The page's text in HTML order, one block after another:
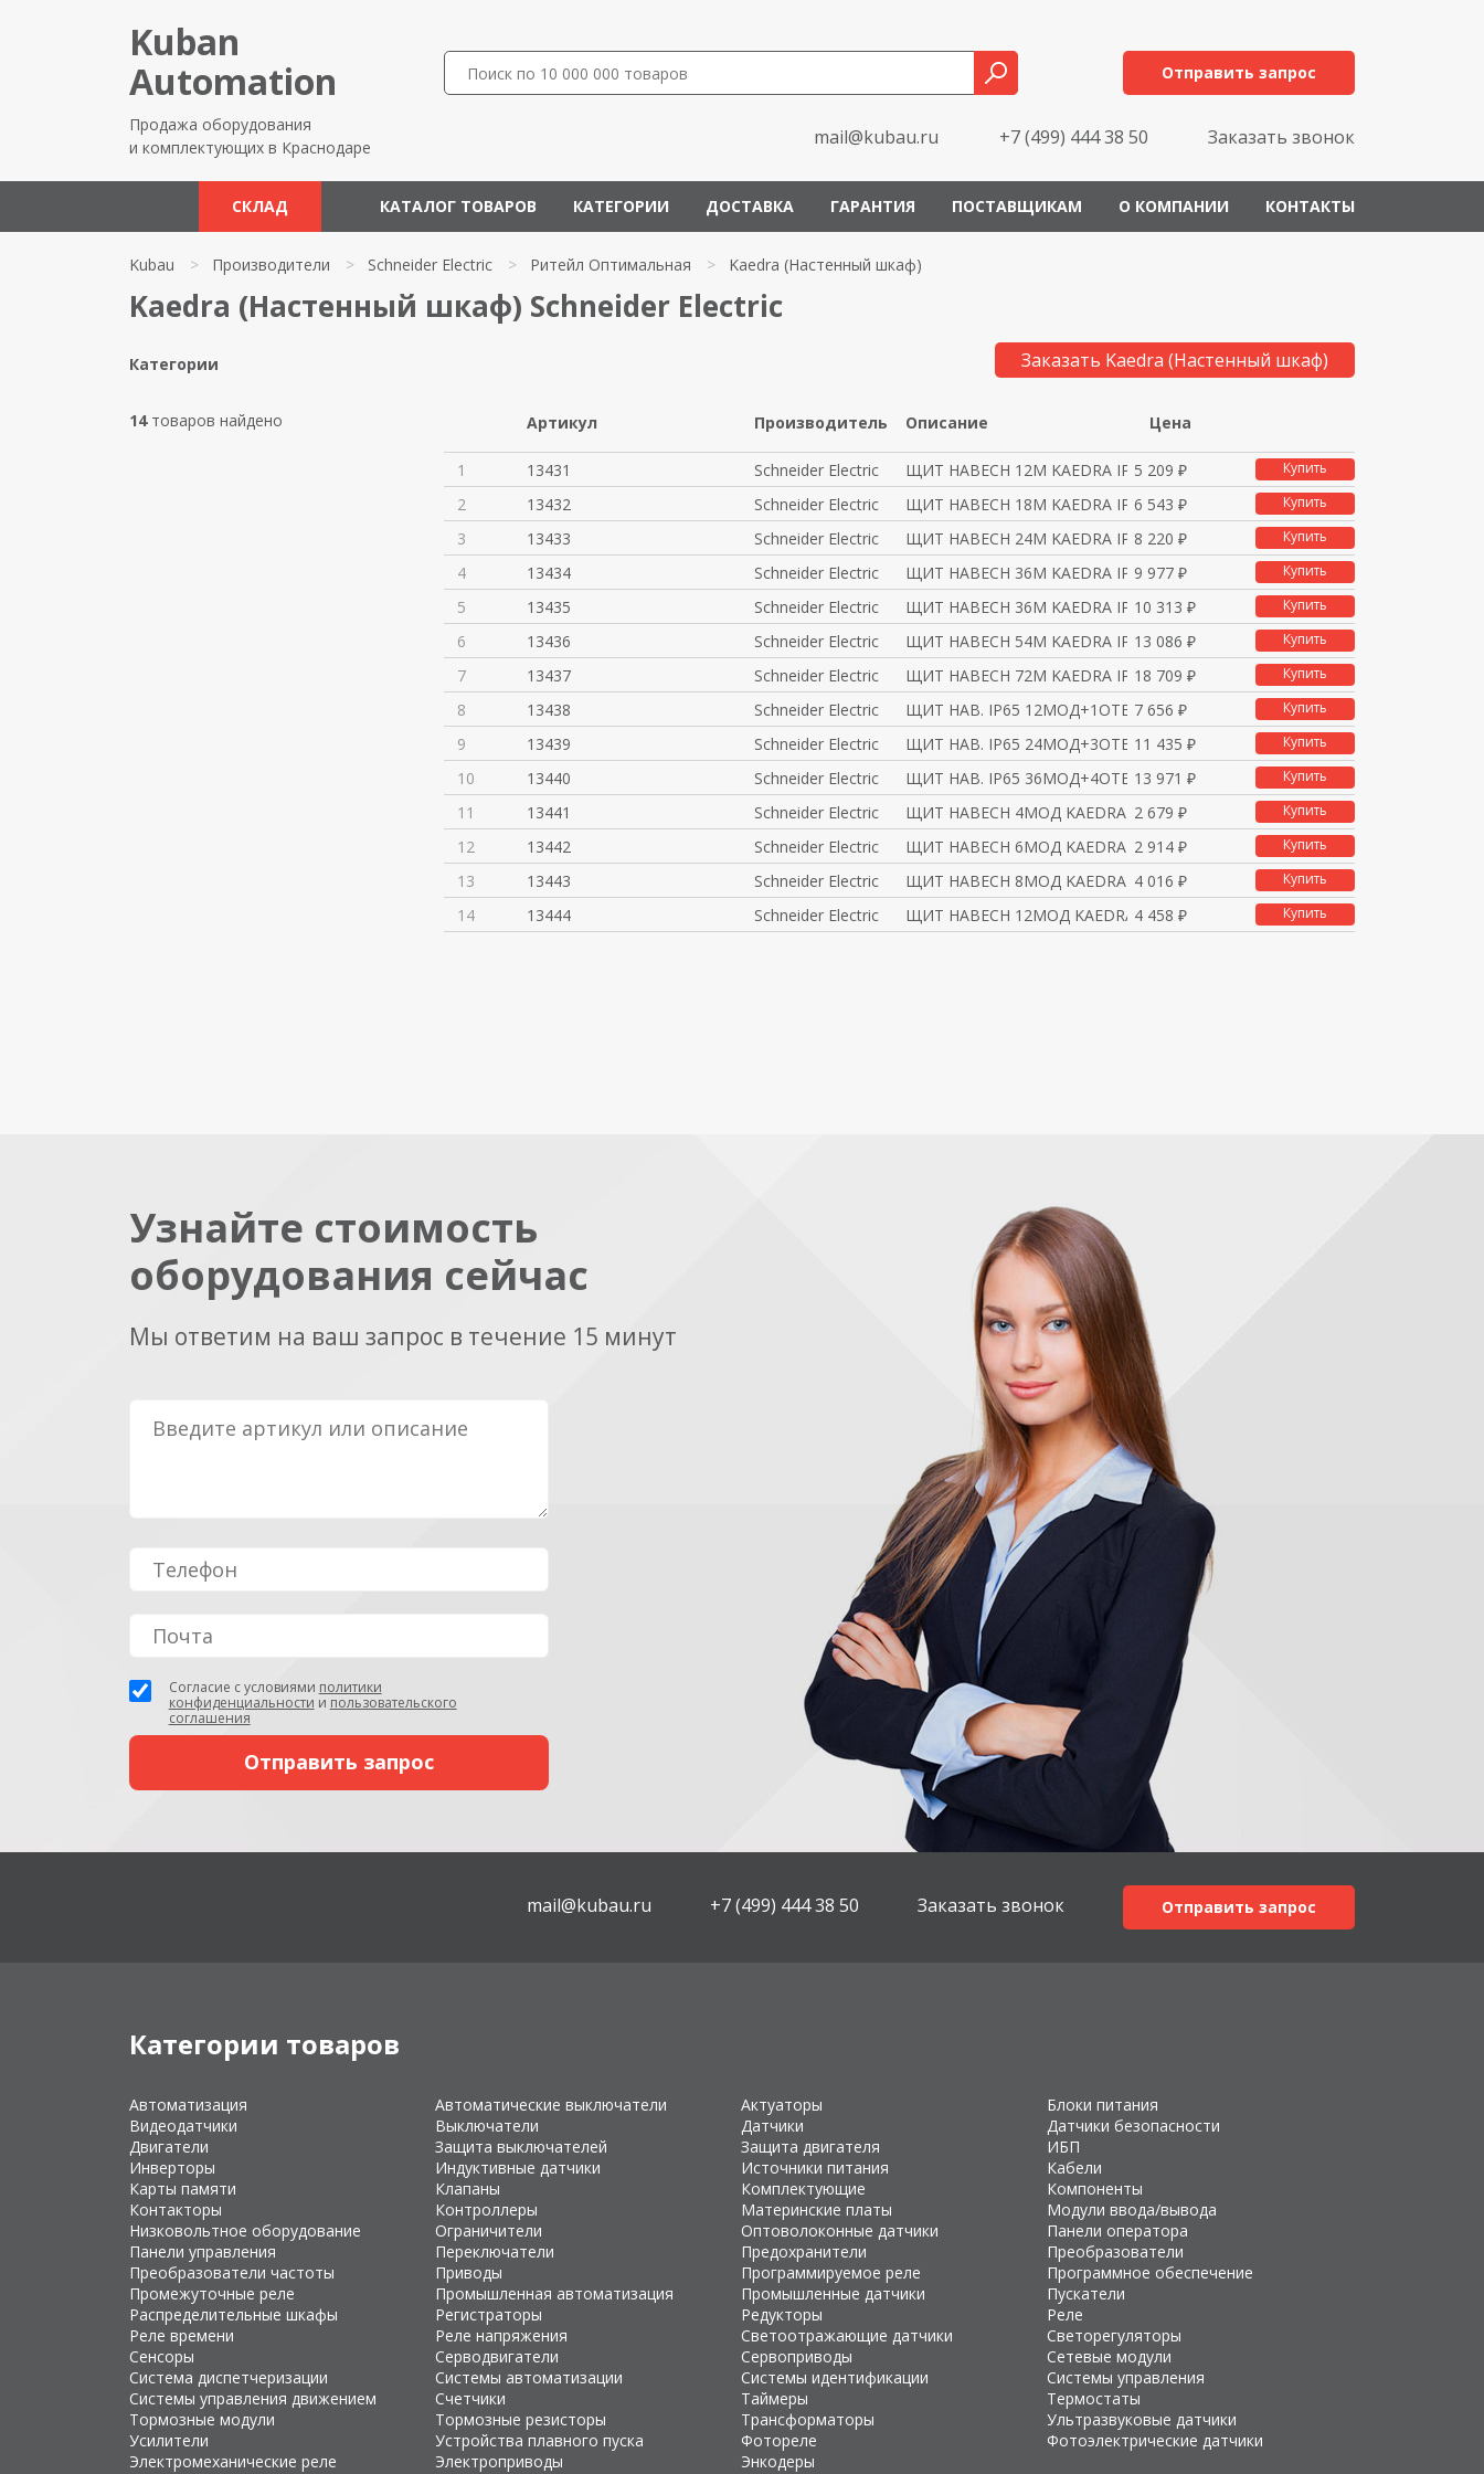
Kuban
Automation
Продажа оборудования
и комплектующих в Краснодаре
Отправить запрос
mail@kubau.ru +7 (499) 444 38 50 Заказать звонок
СКЛАД КАТАЛОГ ТОВАРОВ КАТЕГОРИИ ДОСТАВКА ГАРАНТИЯ ПОСТАВЩИКАМ О КОМПАНИИ КОНТАКТЫ
Kubau > Производители > Schneider Electric > Ритейл Оптимальная > Kaedra (Настенный шкаф)
Kaedra (Настенный шкаф) Schneider Electric
Категории
14товаров найдено
Заказать Kaedra (Настенный шкаф)
Артикул Производитель Описание Цена
1 13431 Schneider Electric ЩИТ НАВЕСН 12М KAEDRA IP65 1Х1
5 209 ₽ Купить
2 13432 Schneider Electric ЩИТ НАВЕСН 18М KAEDRA IP65 1Х1
6 543 ₽ Купить
3 13433 Schneider Electric ЩИТ НАВЕСН 24М KAEDRA IP65 2Х1
8 220 ₽ Купить
4 13434 Schneider Electric ЩИТ НАВЕСН 36М KAEDRA IP65 2Х1
9 977 ₽ Купить
5 13435 Schneider Electric ЩИТ НАВЕСН 36М KAEDRA IP65 3Х1
10 313 ₽ Купить
6 13436 Schneider Electric ЩИТ НАВЕСН 54М KAEDRA IP65 3Х1
13 086 ₽ Купить
7 13437 Schneider Electric ЩИТ НАВЕСН 72М KAEDRA IP65 4Х1
18 709 ₽ Купить
8 13438 Schneider Electric ЩИТ НАВ. IP65 12МОД+1ОТВ С ИНТ
7 656 ₽ Купить
9 13439 Schneider Electric ЩИТ НАВ. IP65 24МОД+3ОТВ С ИНТ
11 435 ₽ Купить
10 13440 Schneider Electric ЩИТ НАВ. IP65 36МОД+4ОТВ С ИНТ
13 971 ₽ Купить
11 13441 Schneider Electric ЩИТ НАВЕСН 4МОД KAEDRA IP65 С
2 679 ₽ Купить
12 13442 Schneider Electric ЩИТ НАВЕСН 6МОД KAEDRA IP65 С
2 914 ₽ Купить
13 13443 Schneider Electric ЩИТ НАВЕСН 8МОД KAEDRA IP65 С
4 016 ₽ Купить
14 13444 Schneider Electric ЩИТ НАВЕСН 12МОД KAEDRA IP65 С
4 458 ₽ Купить
Узнайте стоимость
оборудования сейчас
Мы ответим на ваш запрос в течение 15 минут
Согласие с условиями политики
конфиденциальности и пользовательского
соглашения
mail@kubau.ru +7 (499) 444 38 50 Заказать звонок Отправить запрос
Категории товаров
Автоматизация Автоматические выключатели Актуаторы
Блоки питания
Видеодатчики
Выключатели Датчики
Датчики безопасности
Двигатели
Защита выключателей Защита двигателя
ИБП
Инверторы
Индуктивные датчики Источники питания
Кабели
Карты памяти
Клапаны Комплектующие
Компоненты
Контакторы
Контроллеры Материнские платы
Модули ввода/вывода
Низковольтное оборудование
Ограничители Оптоволоконные датчики
Панели оператора
Панели управления
Переключатели Предохранители
Преобразователи
Преобразователи частоты
Приводы Программируемое реле
Программное обеспечение
Промежуточные реле
Промышленная автоматизация Промышленные датчики
Пускатели
Распределительные шкафы
Регистраторы Редукторы
Реле
Реле времени
Реле напряжения Светоотражающие датчики
Светорегуляторы
Сенсоры
Серводвигатели Сервоприводы
Сетевые модули
Система диспетчеризации
Системы автоматизации Системы идентификации
Системы управления
Системы управления движением
Счетчики Таймеры
Термостаты
Тормозные модули
Тормозные резисторы Трансформаторы
Ультразвуковые датчики
Усилители
Устройства плавного пуска Фотореле
Фотоэлектрические датчики
Электромеханические реле
Электроприводы Энкодеры